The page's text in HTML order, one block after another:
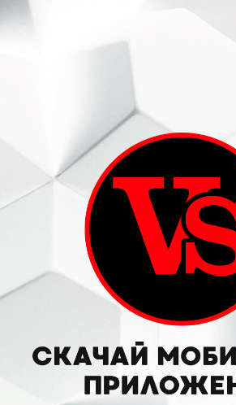
ВИННЫЙ СКЛАД